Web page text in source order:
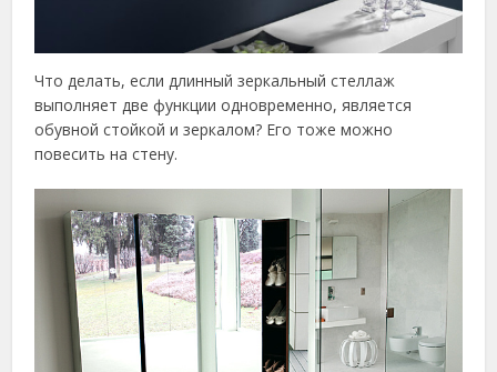
Что делать, если длинный зеркальный стеллаж
выполняет две функции одновременно, является
обувной стойкой и зеркалом? Его тоже можно
повесить на стену.